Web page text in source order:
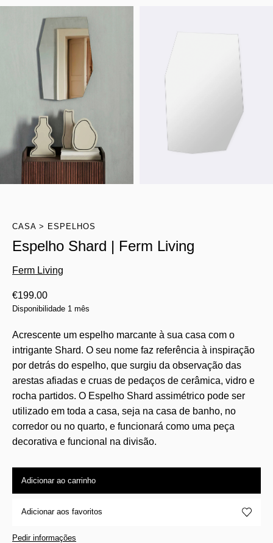
CASA ESPELHOS
Espelho Shard | Ferm Living
Ferm Living
€199.00
Disponibilidade 1 mês
Acrescente um espelho marcante à sua casa com o
intrigante Shard. O seu nome faz referência à inspiração
por detrás do espelho, que surgiu da observação das
arestas afiadas e cruas de pedaços de cerâmica, vidro e
rocha partidos. O Espelho Shard assimétrico pode ser
utilizado em toda a casa, seja na casa de banho, no
corredor ou no quarto, e funcionará como uma peça
decorativa e funcional na divisão.
Adicionar ao carrinho
Adicionar aos favoritos
Pedir informações